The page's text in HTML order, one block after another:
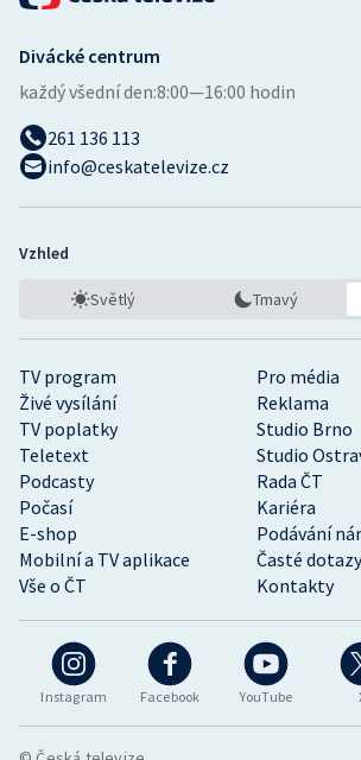
Instagram Facebook YouTube
TV program
Pro média
Živé vysílání
Reklama
TV poplatky
Studio Brno
Teletext
Studio
Podcasty
Rada ČT
Počasí
Kariéra
E-shop
Podávání
Mobilní a TV aplikace
Časté dotazy
Vše o ČT
Kontakty
Divácké centrum
každý všední den:8:00—16:00 hodin
261 136 113
info@ceskatelevize.cz
Vzhled
Světlý Tmavý